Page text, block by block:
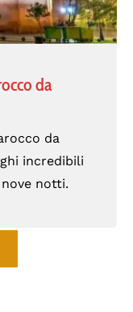
da
da
incredibili
notti.